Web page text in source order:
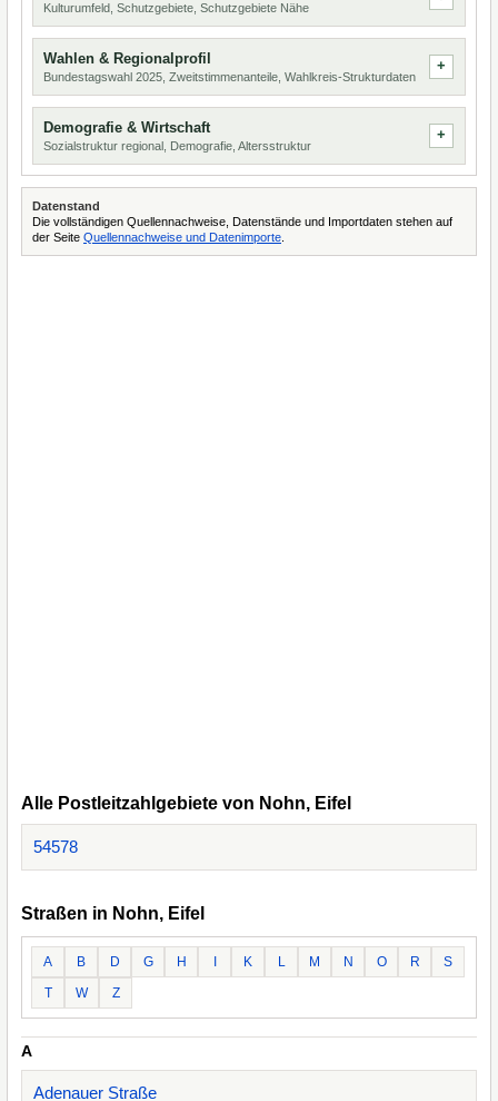
Kulturumfeld, Schutzgebiete, Schutzgebiete Nähe
Wahlen & Regionalprofil
Bundestagswahl 2025, Zweitstimmenanteile, Wahlkreis-Strukturdaten
Demografie & Wirtschaft
Sozialstruktur regional, Demografie, Altersstruktur
Datenstand
Die vollständigen Quellennachweise, Datenstände und Importdaten stehen auf
der Seite Quellennachweise und Datenimporte
Alle Postleitzahlgebiete von Nohn, Eifel
54578
Straßen in Nohn, Eifel
A B D G H K L M N O R
S
T
W Z
A
Adenauer Straße